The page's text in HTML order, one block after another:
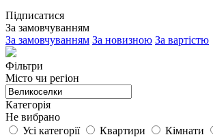
Підписатися
За замовчуванням
За замовчуванням За новизною За вартістю
Фільтри
Місто чи регіон
Категорія
Не вибрано
Усі категорії
Квартири Кімнати